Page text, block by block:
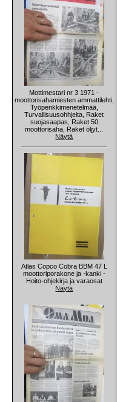
Mottimestari nr 3 1971 -
moottorisahamiesten ammattilehti,
Työpenkkimenetelmää,
Turvallisuusohhjeita, Raket
suojasaapas, Raket 50
moottorisaha, Raket öljyt...
Näytä
Atlas Copco Cobra BBM 47 L
moottoriporakone ja -kanki -
Hoito-ohjekirja ja varaosat
Näytä